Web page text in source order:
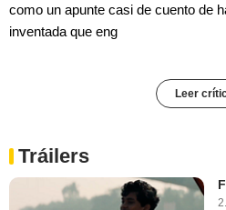
como un apunte casi de cuento de
inventada que eng
Leer
Tráilers